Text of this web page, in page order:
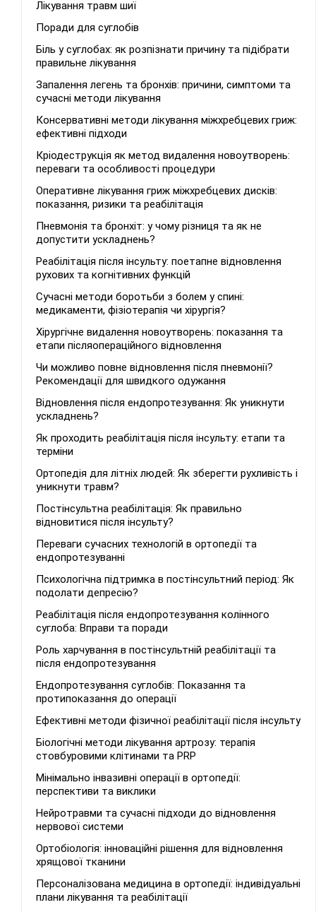
Лікування травм шиї
Поради для суглобів
Біль у суглобах: як розпізнати причину та підібрати
правильне лікування
Запалення легень та бронхів: причини, симптоми та
сучасні методи лікування
Консервативні методи лікування міжхребцевих гриж:
ефективні підходи
Кріодеструкція як метод видалення новоутворень:
переваги та особливості процедури
Оперативне лікування гриж міжхребцевих дисків:
показання, ризики та реабілітація
Пневмонія та бронхіт: у чому різниця та як не
допустити ускладнень?
Реабілітація після інсульту: поетапне відновлення
рухових та когнітивних функцій
Сучасні методи боротьби з болем у спині:
медикаменти, фізіотерапія чи хірургія?
Хірургічне видалення новоутворень: показання та
етапи післяопераційного відновлення
Чи можливо повне відновлення після пневмонії?
Рекомендації для швидкого одужання
Відновлення після ендопротезування: Як уникнути
ускладнень?
Як проходить реабілітація після інсульту: етапи та
терміни
Ортопедія для літніх людей: Як зберегти рухливість і
уникнути травм?
Постінсультна реабілітація: Як правильно
відновитися після інсульту?
Переваги сучасних технологій в ортопедії та
ендопротезуванні
Психологічна підтримка в постінсультний період: Як
подолати депресію?
Реабілітація після ендопротезування колінного
суглоба: Вправи та поради
Роль харчування в постінсультній реабілітації та
після ендопротезування
Ендопротезування суглобів: Показання та
протипоказання до операції
Ефективні методи фізичної реабілітації після інсульту
Біологічні методи лікування артрозу: терапія
стовбуровими клітинами та PRP
Мінімально інвазивні операції в ортопедії:
перспективи та виклики
Нейротравми та сучасні підходи до відновлення
нервової системи
Ортобіологія: інноваційні рішення для відновлення
хрящової тканини
Персоналізована медицина в ортопедії: індивідуальні
плани лікування та реабілітації